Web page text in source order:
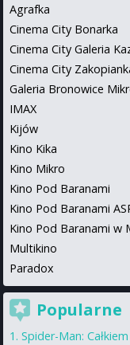
Agrafka
Cinema City Bonarka
Cinema City Galeria
Cinema City
Galeria Bronowice
IMAX
Kijów
Kino Kika
Kino Mikro
Kino Pod Baranami
Kino Pod Baranami
Kino Pod Baranami w
Multikino
Paradox
Popularne
Spider-Man: